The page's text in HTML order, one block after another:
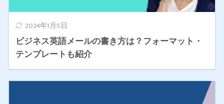
2024年1月5日
ビジネス英語メールの書き方は？フォーマット・
テンプレートも紹介